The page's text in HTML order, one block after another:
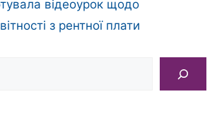
відеоурок щодо
з рентної плати